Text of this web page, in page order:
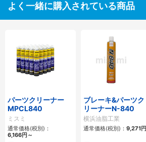
よく一緒に購入されている商品
パーツクリーナー
MPCL840
ミスミ
通常価格(税別)：
6,166円 ～
ブレーキ&パーツク
リーナーN-840
横浜油脂工業
通常価格(税別)： 9,271円